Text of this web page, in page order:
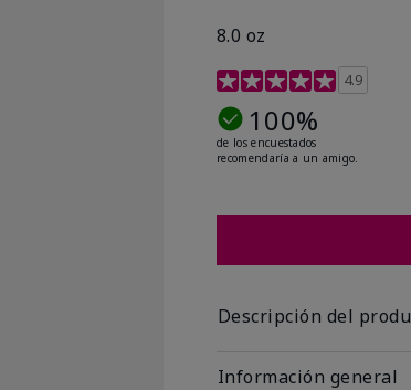
8.0 oz
Calificación de clientes
4.9
100%
de los encuestados
recomendaría a un amigo.
Descripción del
Información general